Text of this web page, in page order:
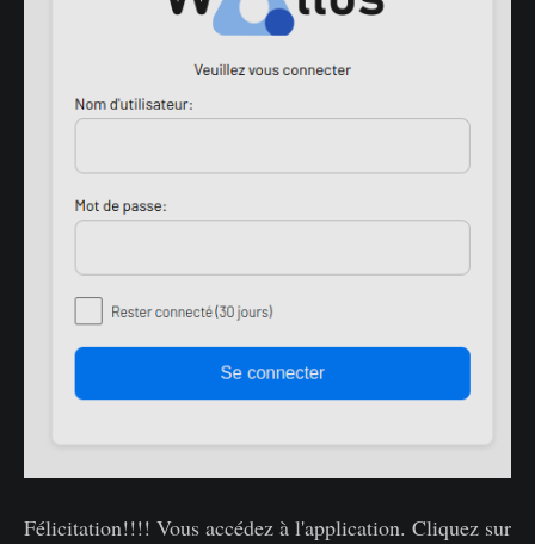
Félicitation!!!! Vous accédez à l'application. Cliquez sur